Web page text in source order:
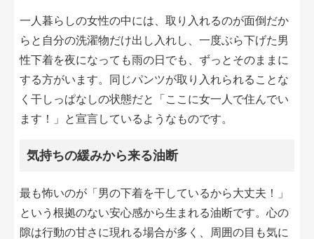
一人暮らしの女性の中には、取り入れるのが面倒だか
らと自分の洗濯物だけ出し入れし、一度ぶら下げた男
性下着を夜になっても雨の日でも、ずっとそのままに
する方がいます。同じパンツが取り入れられることな
く干しっぱなしの状態だと「ここに女一人で住んでい
ます！」と宣言しているようなものです。
気持ちの緩みから来る油断
最も怖いのが「男の下着を干しているから大丈夫！」
という根拠のない安心感から生まれる油断です。心の
隙は行動の甘さに現れる場合が多く、周囲の目も気に